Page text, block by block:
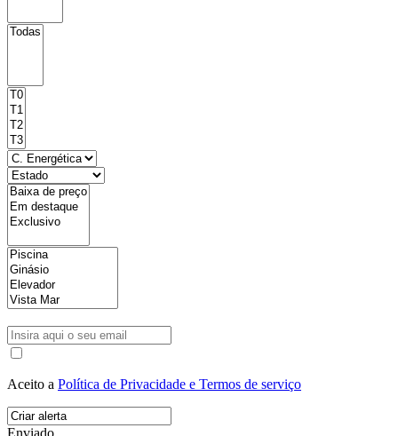
Aceito a Política de Privacidade e Termos de serviço
Enviado